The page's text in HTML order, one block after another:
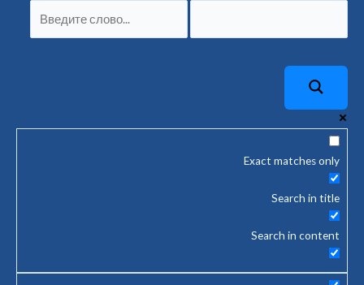
Exact matches only
Search in title
Search in content